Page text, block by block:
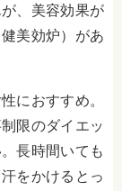
、美容効果が
美効炉）があ
におすすめ。
限のダイエッ
長時間いても
をかけるとっ